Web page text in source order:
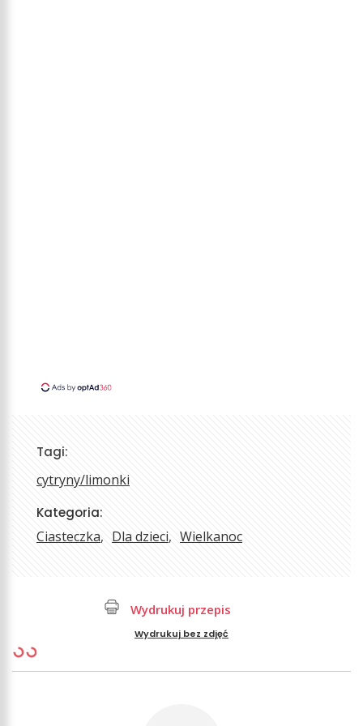
Tagi:
cytryny/limonki
Kategoria:
Ciasteczka Dla dzieci Wielkanoc
Wydrukuj przepis
Wydrukuj bez zdjęć